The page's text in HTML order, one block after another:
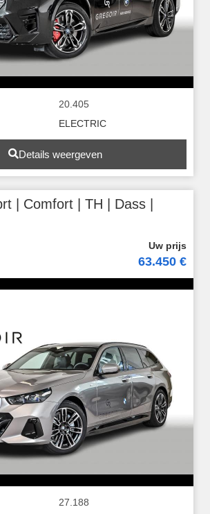
20.405
ELECTRIC
Details weergeven
| Comfort | TH | Dass |
63.450 €
27.188